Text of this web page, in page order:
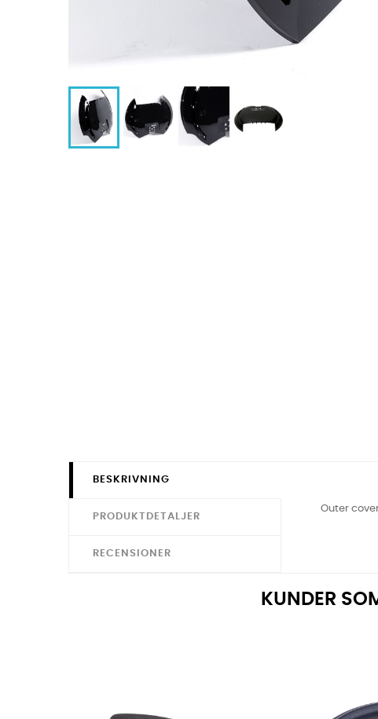
BESKRIVNING
PRODUKTDETALJER
RECENSIONER
Outer
KUNDER